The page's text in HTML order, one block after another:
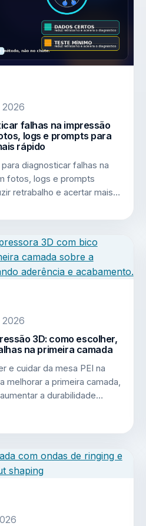
falhas na impressão
logs e prompts para
rápido
diagnosticar falhas na
fotos, logs e prompts
retrabalho e acertar mais…
3D: como escolher,
na primeira camada
e cuidar da mesa PEI na
melhorar a primeira camada,
a durabilidade…